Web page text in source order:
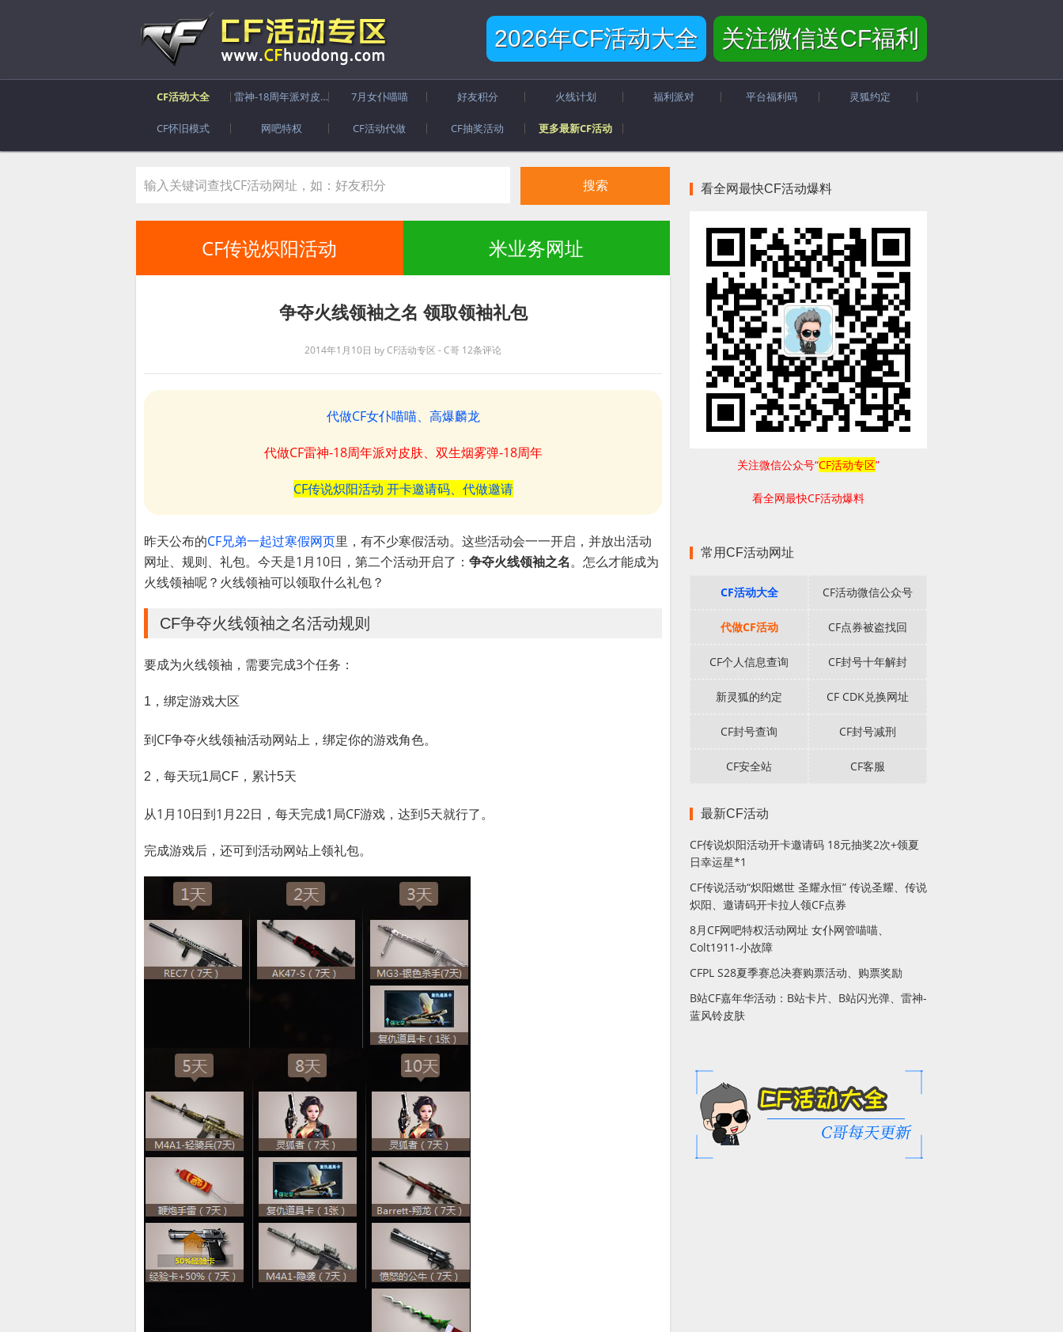
2026年CF活动大全 关注微信送CF福利
CF活动大全 雷神-18周年派对皮肤 7月女仆喵喵 好友积分 火线计划 福利派对 平台福利码 灵狐约定
CF怀旧模式 网吧特权 CF活动代做 CF抽奖活动 更多最新CF活动
CF传说炽阳活动 米业务网址
争夺火线领袖之名 领取领袖礼包
2014年1月10日 byCF活动专区 - C哥 12条评论
代做CF女仆喵喵、高爆麟龙
代做CF雷神-18周年派对皮肤、双生烟雾弹-18周年
CF传说炽阳活动 开卡邀请码、代做邀请
昨天公布的CF兄弟一起过寒假网页里，有不少寒假活动。这些活动会一一开启，并放出活动
网址、规则、礼包。今天是1月10日，第二个活动开启了： 争夺火线领袖之名。怎么才能成为
火线领袖呢？火线领袖可以领取什么礼包？
CF争夺火线领袖之名活动规则
要成为火线领袖，需要完成3个任务：
1，绑定游戏大区
到CF争夺火线领袖活动网站上，绑定你的游戏角色。
2，每天玩1局CF，累计5天
从1月10日到1月22日，每天完成1局CF游戏，达到5天就行了。
完成游戏后，还可到活动网站上领礼包。
看全网最快CF活动爆料
关注微信公众号“CF活动专区”
看全网最快CF活动爆料
常用CF活动网址
CF活动大全 CF活动微信公众号
代做CF活动 CF点券被盗找回
CF个人信息查询 CF封号十年解封
新灵狐的约定 CF CDK兑换网址
CF封号查询 CF封号减刑
CF安全站 CF客服
最新CF活动
CF传说炽阳活动开卡邀请码 18元抽奖2次+领夏
日幸运星*1
CF传说活动“炽阳燃世 圣耀永恒” 传说圣耀、传说
炽阳、邀请码开卡拉人领CF点券
8月CF网吧特权活动网址 女仆网管喵喵、
Colt1911-小故障
CFPL S28夏季赛总决赛购票活动、购票奖励
B站CF嘉年华活动：B站卡片、B站闪光弹、雷神-
蓝风铃皮肤